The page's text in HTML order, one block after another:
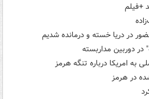
+فیلم
به امریکا درباره تنگه هرمز
در هرمز